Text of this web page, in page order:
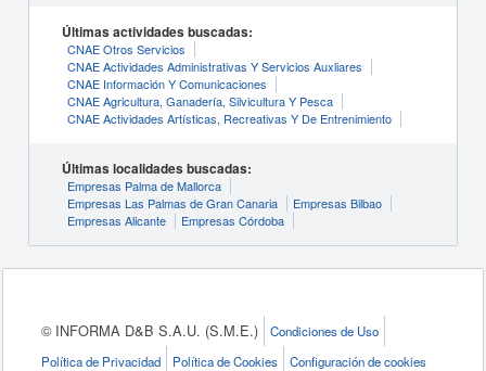
Últimas actividades buscadas:
CNAE Otros Servicios
CNAE Actividades Administrativas Y Servicios Auxliares
CNAE Información Y Comunicaciones
CNAE Agricultura, Ganadería, Silvicultura Y Pesca
CNAE Actividades Artísticas, Recreativas Y De Entrenimiento
Últimas localidades buscadas:
Empresas Palma de Mallorca
Empresas Las Palmas de Gran Canaria
Empresas Bilbao
Empresas Alicante
Empresas Córdoba
© INFORMA D&B S.A.U. (S.M.E.)
Condiciones de Uso
Política de Privacidad
Política de Cookies Configuración de cookies